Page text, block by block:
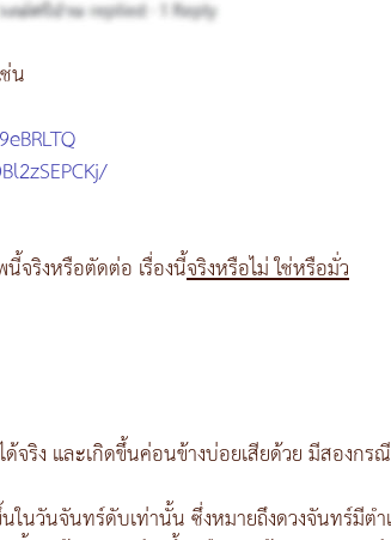
น
จริงหรือตัดต่อ เรื่องนี้จริงหรือไม่ ใช่หรือมั่ว
ริง และเกิดขึ้นค่อนข้างบ่อยเสียด้วย มีสองกร
นวันจันทร์ดับเท่านั้น ซึ่งหมายถึงดวงจันทร์มีต